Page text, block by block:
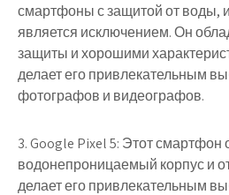
смартфоны с защитой от воды,
является исключением. Он
защиты и хорошими
делает его привлекательным
фотографов и видеографов.
3. Google Pixel 5: Этот смартфон
водонепроницаемый корпус и
делает его привлекательным